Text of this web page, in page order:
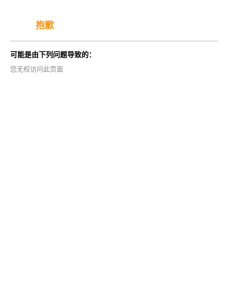
抱歉
可能是由下列问题导致的：
您无权访问此页面